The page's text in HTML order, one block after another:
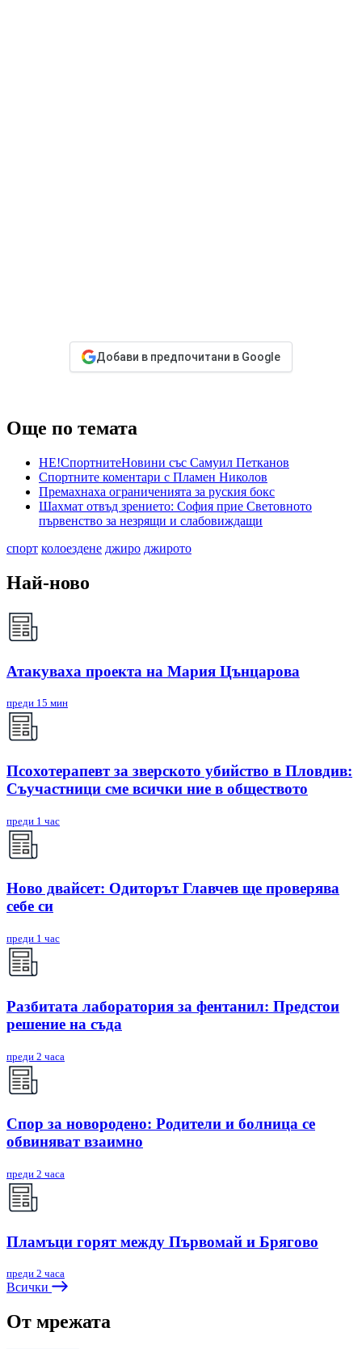
Добави в предпочитани в Google
Още по темата
НЕ!СпортнитеНовини със Самуил Петканов
Спортните коментари с Пламен Николов
Премахнаха ограниченията за руския бокс
Шахмат отвъд зрението: София прие Световното
първенство за незрящи и слабовиждащи
спорт колоездене джиро джирото
Най-ново
Атакуваха проекта на Мария Цънцарова
преди 15 мин
Псохотерапевт за зверското убийство в Пловдив:
Съучастници сме всички ние в обществото
преди 1 час
Ново двайсет: Одиторът Главчев ще проверява
себе си
преди 1 час
Разбитата лаборатория за фентанил: Предстои
решение на съда
преди 2 часа
Спор за новородено: Родители и болница се
обвиняват взаимно
преди 2 часа
Пламъци горят между Първомай и Брягово
преди 2 часа
Всички
От мрежата